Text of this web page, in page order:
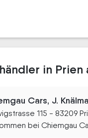
in Prien
Cars, J.
115 - 83209
bei Chiemgau